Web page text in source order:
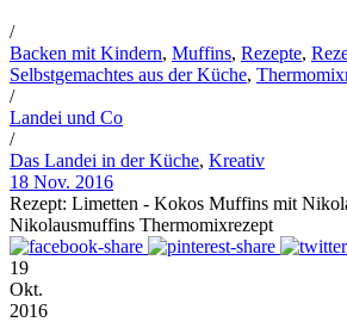
/
Backen mit Kindern, Muffins, Rezepte,
Selbstgemachtes aus der Küche,
/
Landei und Co
/
Das Landei in der Küche, Kreativ
18 Nov. 2016
Rezept: Limetten - Kokos Muffins mit
Nikolausmuffins Thermomixrezept
19
Okt.
2016